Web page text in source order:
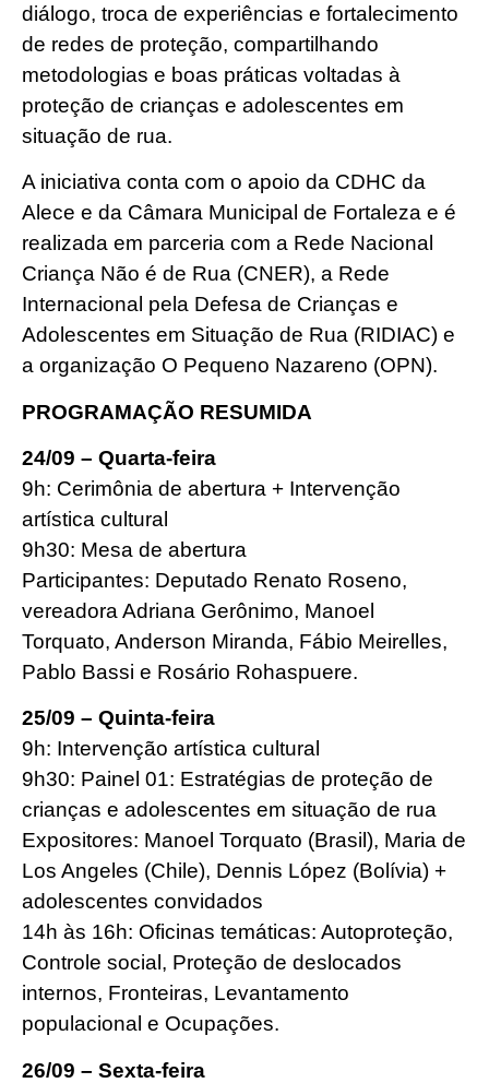
diálogo, troca de experiências e fortalecimento
de redes de proteção, compartilhando
metodologias e boas práticas voltadas à
proteção de crianças e adolescentes em
situação de rua.
A iniciativa conta com o apoio da CDHC da
Alece e da Câmara Municipal de Fortaleza e é
realizada em parceria com a Rede Nacional
Criança Não é de Rua (CNER), a Rede
Internacional pela Defesa de Crianças e
Adolescentes em Situação de Rua (RIDIAC) e
a organização O Pequeno Nazareno (OPN).
PROGRAMAÇÃO RESUMIDA
24/09 – Quarta-feira
9h: Cerimônia de abertura + Intervenção
artística cultural
9h30: Mesa de abertura
Participantes: Deputado Renato Roseno,
vereadora Adriana Gerônimo, Manoel
Torquato, Anderson Miranda, Fábio Meirelles,
Pablo Bassi e Rosário Rohaspuere.
25/09 – Quinta-feira
9h: Intervenção artística cultural
9h30: Painel 01: Estratégias de proteção de
crianças e adolescentes em situação de rua
Expositores: Manoel Torquato (Brasil), Maria de
Los Angeles (Chile), Dennis López (Bolívia) +
adolescentes convidados
14h às 16h: Oficinas temáticas: Autoproteção,
Controle social, Proteção de deslocados
internos, Fronteiras, Levantamento
populacional e Ocupações.
26/09 – Sexta-feira